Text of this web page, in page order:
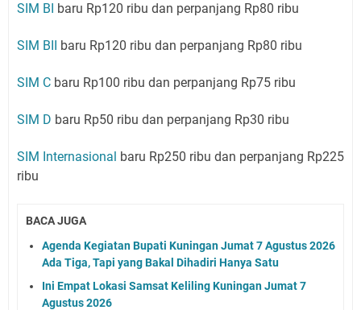
SIM BI baru Rp120 ribu dan perpanjang Rp80 ribu
SIM BII baru Rp120 ribu dan perpanjang Rp80 ribu
SIM C baru Rp100 ribu dan perpanjang Rp75 ribu
SIM D baru Rp50 ribu dan perpanjang Rp30 ribu
SIM Internasional baru Rp250 ribu dan perpanjang Rp225
ribu
BACA JUGA
Agenda Kegiatan Bupati Kuningan Jumat 7 Agustus 2026
Ada Tiga, Tapi yang Bakal Dihadiri Hanya Satu
Ini Empat Lokasi Samsat Keliling Kuningan Jumat 7
Agustus 2026